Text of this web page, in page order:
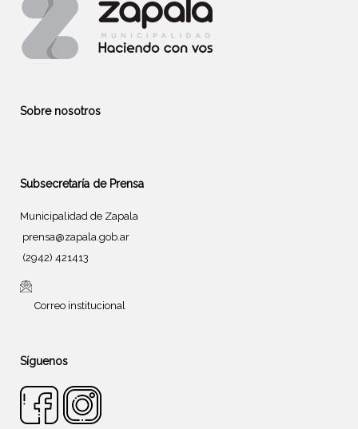
Sobre nosotros
Subsecretaría de Prensa
Municipalidad de Zapala
prensa@zapala.gob.ar
(2942) 421413
Correo institucional
Síguenos